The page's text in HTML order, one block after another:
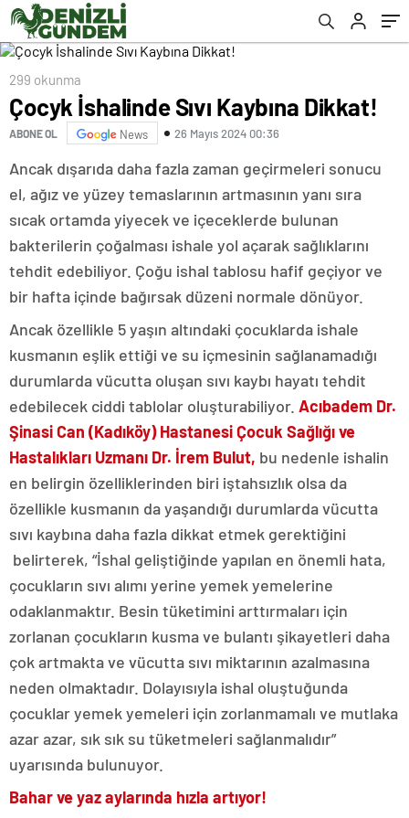
299 okunma
Çocyk İshalinde Sıvı Kaybına Dikkat!
ABONE OL News 26 Mayıs 2024 00:36
Ancak dışarıda daha fazla zaman geçirmeleri sonucu
el, ağız ve yüzey temaslarının artmasının yanı sıra
sıcak ortamda yiyecek ve içeceklerde bulunan
bakterilerin çoğalması ishale yol açarak sağlıklarını
tehdit edebiliyor. Çoğu ishal tablosu hafif geçiyor ve
bir hafta içinde bağırsak düzeni normale dönüyor.
Ancak özellikle 5 yaşın altındaki çocuklarda ishale
kusmanın eşlik ettiği ve su içmesinin sağlanamadığı
durumlarda vücutta oluşan sıvı kaybı hayatı tehdit
edebilecek ciddi tablolar oluşturabiliyor. Acıbadem Dr.
Şinasi Can (Kadıköy) Hastanesi Çocuk Sağlığı ve
Hastalıkları Uzmanı Dr. İrem Bulut, bu nedenle ishalin
en belirgin özelliklerinden biri iştahsızlık olsa da
özellikle kusmanın da yaşandığı durumlarda vücutta
sıvı kaybına daha fazla dikkat etmek gerektiğini
belirterek, “İshal geliştiğinde yapılan en önemli hata,
çocukların sıvı alımı yerine yemek yemelerine
odaklanmaktır. Besin tüketimini arttırmaları için
zorlanan çocukların kusma ve bulantı şikayetleri daha
çok artmakta ve vücutta sıvı miktarının azalmasına
neden olmaktadır. Dolayısıyla ishal oluştuğunda
çocuklar yemek yemeleri için zorlanmamalı ve mutlaka
azar azar, sık sık su tüketmeleri sağlanmalıdır”
uyarısında bulunuyor.
Bahar ve yaz aylarında hızla artıyor!